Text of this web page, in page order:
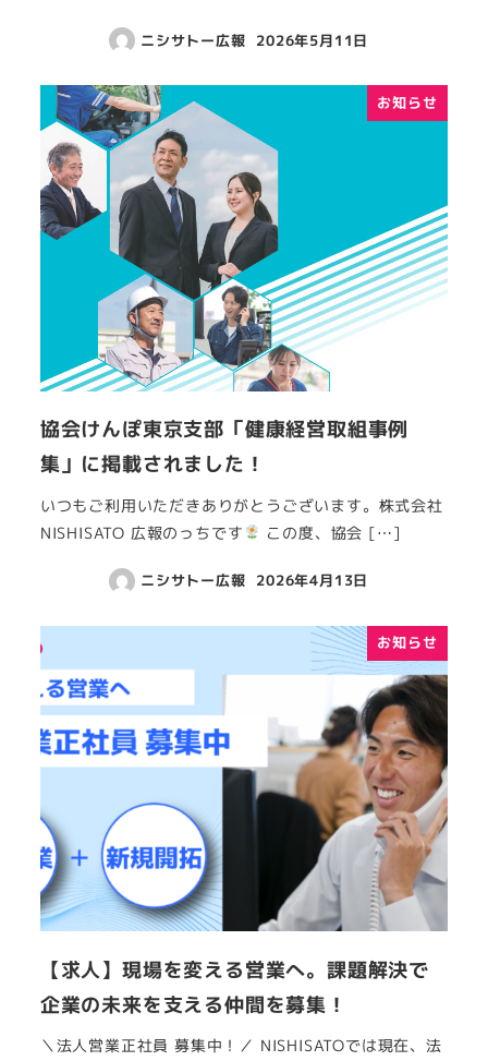
ニシサトー広報 2026年5月11日
お知らせ
協会けんぽ東京支部「健康経営取組事例
集」に掲載されました！
いつもご利用いただきありがとうございます。株式会社
NISHISATO 広報のっちです
この度、協会 […]
ニシサトー広報 2026年4月13日
お知らせ
【求人】現場を変える営業へ。課題解決で
企業の未来を支える仲間を募集！
＼法人営業正社員 募集中！／ NISHISATOでは現在、法